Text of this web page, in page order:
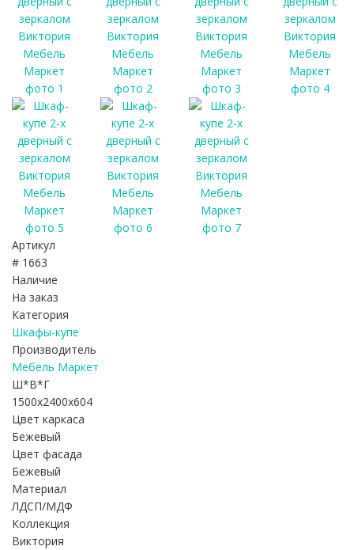
Артикул
# 1663
Наличие
На заказ
Категория
Шкафы-купе
Производитель
Мебель Маркет
Ш*В*Г
1500x2400x604
Цвет каркаса
Бежевый
Цвет фасада
Бежевый
Материал
ЛДСП/МДФ
Коллекция
Виктория